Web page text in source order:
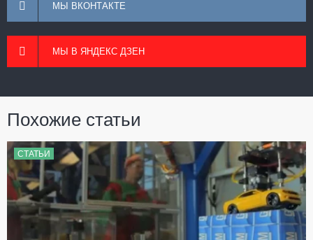
МЫ ВКОНТАКТЕ
МЫ В ЯНДЕКС ДЗЕН
Похожие статьи
СТАТЬИ